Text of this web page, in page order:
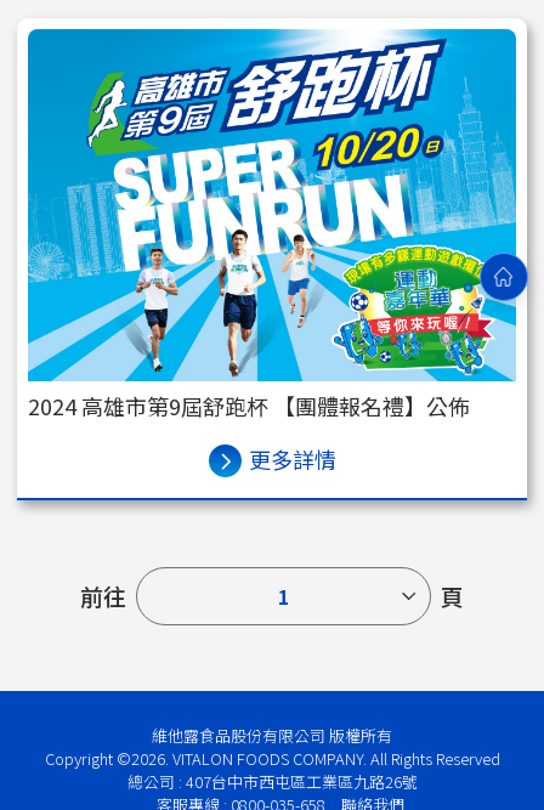
2024 高雄市第9屆舒跑杯 【團體報名禮】公佈
更多詳情
前往 1 頁
維他露食品股份有限公司 版權所有
Copyright ©2026. VITALON FOODS COMPANY. All Rights Reserved
總公司 : 407台中市西屯區工業區九路26號
客服專線 : 0800-035-658 聯絡我們